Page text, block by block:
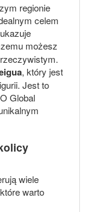
regionie
celem
możesz
, który jest
Jest to
Global
wiele
warto